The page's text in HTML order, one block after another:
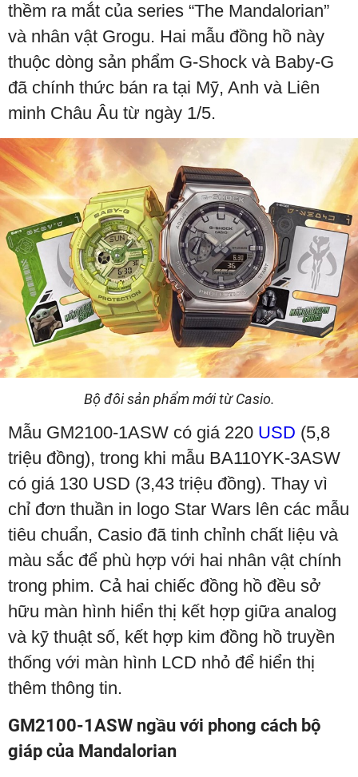
thềm ra mắt của series “The Mandalorian”
và nhân vật Grogu. Hai mẫu đồng hồ này
thuộc dòng sản phẩm G-Shock và Baby-G
đã chính thức bán ra tại Mỹ, Anh và Liên
minh Châu Âu từ ngày 1/5.
Bộ đôi sản phẩm mới từ Casio.
Mẫu GM2100-1ASW có giá 220 USD (5,8
triệu đồng), trong khi mẫu BA110YK-3ASW
có giá 130 USD (3,43 triệu đồng). Thay vì
chỉ đơn thuần in logo Star Wars lên các mẫu
tiêu chuẩn, Casio đã tinh chỉnh chất liệu và
màu sắc để phù hợp với hai nhân vật chính
trong phim. Cả hai chiếc đồng hồ đều sở
hữu màn hình hiển thị kết hợp giữa analog
và kỹ thuật số, kết hợp kim đồng hồ truyền
thống với màn hình LCD nhỏ để hiển thị
thêm thông tin.
GM2100-1ASW ngầu với phong cách bộ
giáp của Mandalorian